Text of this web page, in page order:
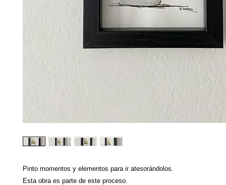
Pinto momentos y elementos para ir atesorándolos.
Esta obra es parte de este proceso.